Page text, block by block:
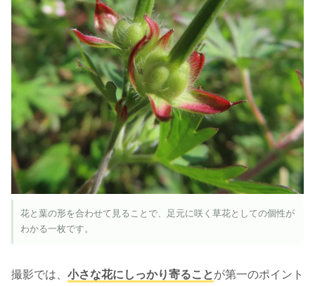
花と葉の形を合わせて見ることで、足元に咲く草花としての個性が
わかる一枚です。
撮影では、 小さな花にしっかり寄ることが第一のポイント